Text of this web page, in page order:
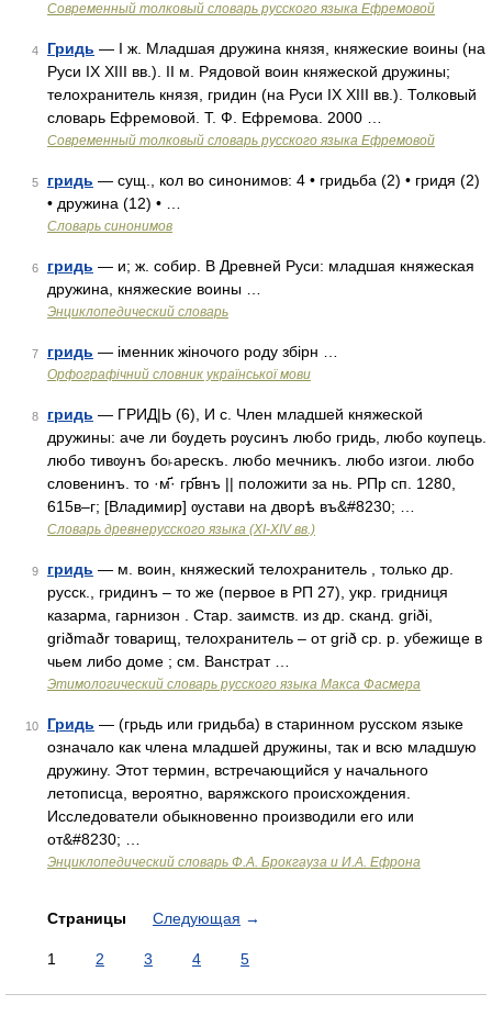
Современный толковый словарь русского языка Ефремовой
4 Гридь — I ж. Младшая дружина князя, княжеские воины (на
Руси IX XIII вв.). II м. Рядовой воин княжеской дружины;
телохранитель князя, гридин (на Руси IX XIII вв.). Толковый
словарь Ефремовой. Т. Ф. Ефремова. 2000 …
Современный толковый словарь русского языка Ефремовой
5 гридь — сущ., кол во синонимов: 4 • гридьба (2) • гридя (2)
• дружина (12) • …
Словарь синонимов
6 гридь — и; ж. собир. В Древней Руси: младшая княжеская
дружина, княжеские воины …
Энциклопедический словарь
7 гридь — іменник жіночого роду збірн …
Орфографічний словник української мови
8 гридь — ГРИД|Ь (6), И с. Член младшей княжеской
дружины: аче ли бѹдеть рѹсинъ любо гридь, любо кѹпець.
любо тивѹнъ бо˫арескъ. любо мечникъ. любо изгои. любо
словенинъ. то ·м҃· гр҃внъ || положити за нь. РПр сп. 1280,
615в–г; [Владимир] ѹстави на дворѣ въ&#8230; …
Словарь древнерусского языка (XI-XIV вв.)
9 гридь — м. воин, княжеский телохранитель , только др.
русск., гридинъ – то же (первое в РП 27), укр. гридниця
казарма, гарнизон . Стар. заимств. из др. сканд. griði,
griðmaðr товарищ, телохранитель – от grið ср. р. убежище в
чьем либо доме ; см. Ванстрат …
Этимологический словарь русского языка Макса Фасмера
10 Гридь — (грьдь или гридьба) в старинном русском языке
означало как члена младшей дружины, так и всю младшую
дружину. Этот термин, встречающийся у начального
летописца, вероятно, варяжского происхождения.
Исследователи обыкновенно производили его или
от&#8230; …
Энциклопедический словарь Ф.А. Брокгауза и И.А. Ефрона
Страницы Следующая →
1 2 3 4 5